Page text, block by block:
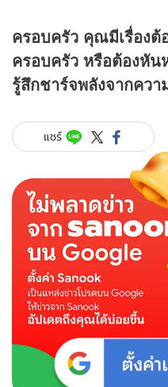
ครอบครัว คุณมีเรื่องต้
ครอบครัว หรือต้องหั
รู้สึกชาร์จพลังจากคว
แชร์